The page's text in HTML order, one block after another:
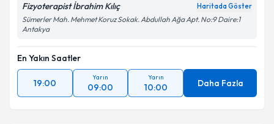
Fizyoterapist İbrahim Kılıç Haritada Göster
Sümerler Mah. Mehmet Koruz Sokak. Abdullah Ağa Apt. No:9 Daire:1
Antakya
En Yakın Saatler
19:00
Yarın
09:00
Yarın
10:00 Daha Fazla